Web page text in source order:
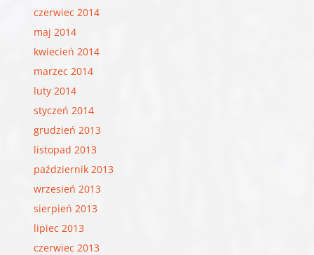
czerwiec 2014
maj 2014
kwiecień 2014
marzec 2014
luty 2014
styczeń 2014
grudzień 2013
listopad 2013
październik 2013
wrzesień 2013
sierpień 2013
lipiec 2013
czerwiec 2013